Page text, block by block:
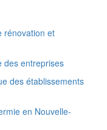
rénovation et
des entreprises
des établissements
en Nouvelle-